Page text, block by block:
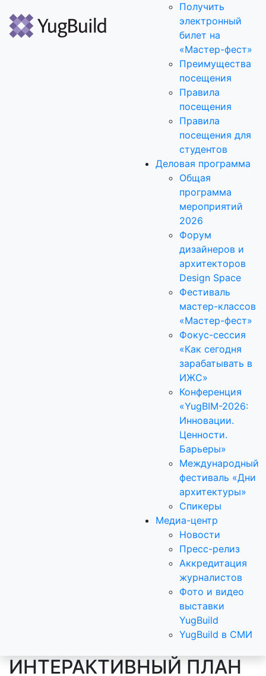
Получить
электронный
билет на
«Мастер-фест»
Преимущества
посещения
Правила
посещения
Правила
посещения для
студентов
Деловая программа
Общая
программа
мероприятий
2026
Форум
дизайнеров и
архитекторов
Design Space
Фестиваль
мастер-классов
«Мастер-фест»
Фокус-сессия
«Как сегодня
зарабатывать в
ИЖС»
Конференция
«YugBIM-2026:
Инновации.
Ценности.
Барьеры»
Международный
фестиваль «Дни
архитектуры»
Спикеры
Медиа-центр
Новости
Пресс-релиз
Аккредитация
журналистов
Фото и видео
выставки
YugBuild
YugBuild в СМИ
ИНТЕРАКТИВНЫЙ ПЛАН